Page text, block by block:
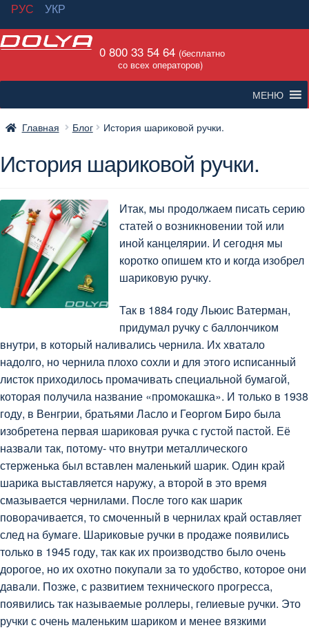
РУС
УКР
Перейти
навигации
Перейти
содержимому
0 800 33 54 64 (бесплатно
со всех операторов)
МЕНЮ
Главная Блог История шариковой ручки.
История шариковой ручки.
Итак, мы продолжаем писать серию
статей о возникновении той или
иной канцелярии. И сегодня мы
коротко опишем кто и когда изобрел
шариковую ручку.
Так в 1884 году Льюис Ватерман,
придумал ручку с баллончиком
внутри, в который наливались чернила. Их хватало
надолго, но чернила плохо сохли и для этого исписанный
листок приходилось промачивать специальной бумагой,
которая получила название «промокашка». И только в 1938
году, в Венгрии, братьями Ласло и Георгом Биро была
изобретена первая шариковая ручка с густой пастой. Её
назвали так, потому- что внутри металлического
стерженька был вставлен маленький шарик. Один край
шарика выставляется наружу, а второй в это время
смазывается чернилами. После того как шарик
поворачивается, то смоченный в чернилах край оставляет
след на бумаге. Шариковые ручки в продаже появились
только в 1945 году, так как их производство было очень
дорогое, но их охотно покупали за то удобство, которое они
давали. Позже, с развитием технического прогресса,
появились так называемые роллеры, гелиевые ручки. Это
ручки с очень маленьким шариком и менее вязкими